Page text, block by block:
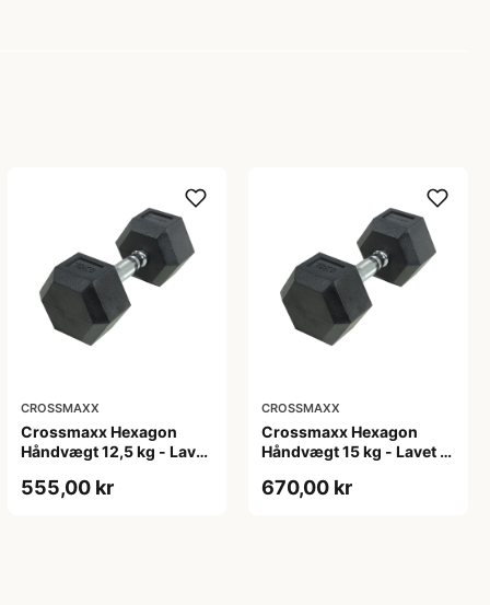
CROSSMAXX
Crossmaxx Hexagon
Håndvægt 12,5 kg - Lavet
gummi - Riflet håndtag
555,00 kr
CROSSMAXX
Crossmaxx Hexagon
Håndvægt 15 kg - Lavet i
gummi - Riflet håndtag
670,00 kr